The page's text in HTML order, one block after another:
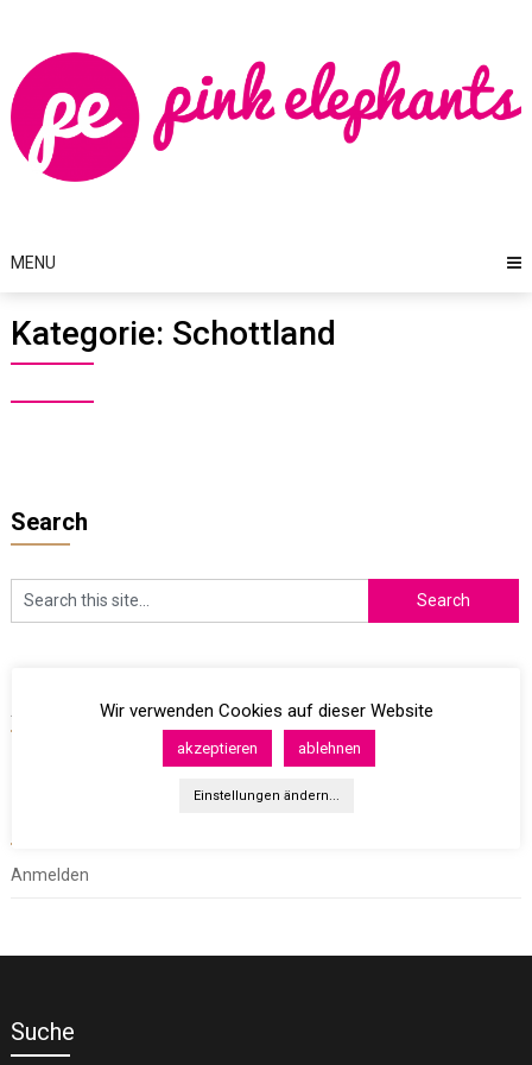
content
MENU
Kategorie: Schottland
Search
Archives
Anmelden
Suche
Wir verwenden Cookies auf dieser Website
akzeptieren ablehnen
Einstellungen ändern...